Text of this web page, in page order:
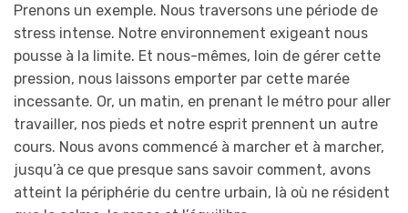
Prenons un exemple. Nous traversons une période de
stress intense. Notre environnement exigeant nous
pousse à la limite. Et nous-mêmes, loin de gérer cette
pression, nous laissons emporter par cette marée
incessante. Or, un matin, en prenant le métro pour aller
travailler, nos pieds et notre esprit prennent un autre
cours. Nous avons commencé à marcher et à marcher,
jusqu’à ce que presque sans savoir comment, avons
atteint la périphérie du centre urbain, là où ne résident